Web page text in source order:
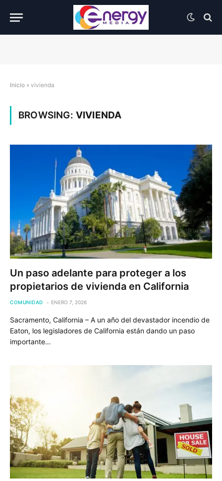
Inicio » vivienda
BROWSING: VIVIENDA
Un paso adelante para proteger a los
propietarios de vivienda en California
COMUNIDAD ENERO 7, 2026
Sacramento, California – A un año del devastador incendio de
Eaton, los legisladores de California están dando un paso
importante…